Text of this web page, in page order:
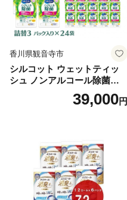
香川県観音寺市
シルコット ウェットティッ
シュ ノンアルコール除菌詰
替（43枚×3P）×24袋 日用品
おもちゃ 拭き取り 手拭き 外
39,000円